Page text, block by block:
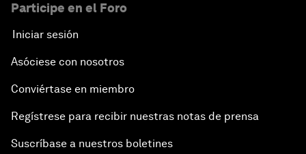
Participe en el Foro
Iniciar sesión
Asóciese con nosotros
Conviértase en miembro
Regístrese para recibir nuestras notas de prensa
Suscríbase a nuestros boletines